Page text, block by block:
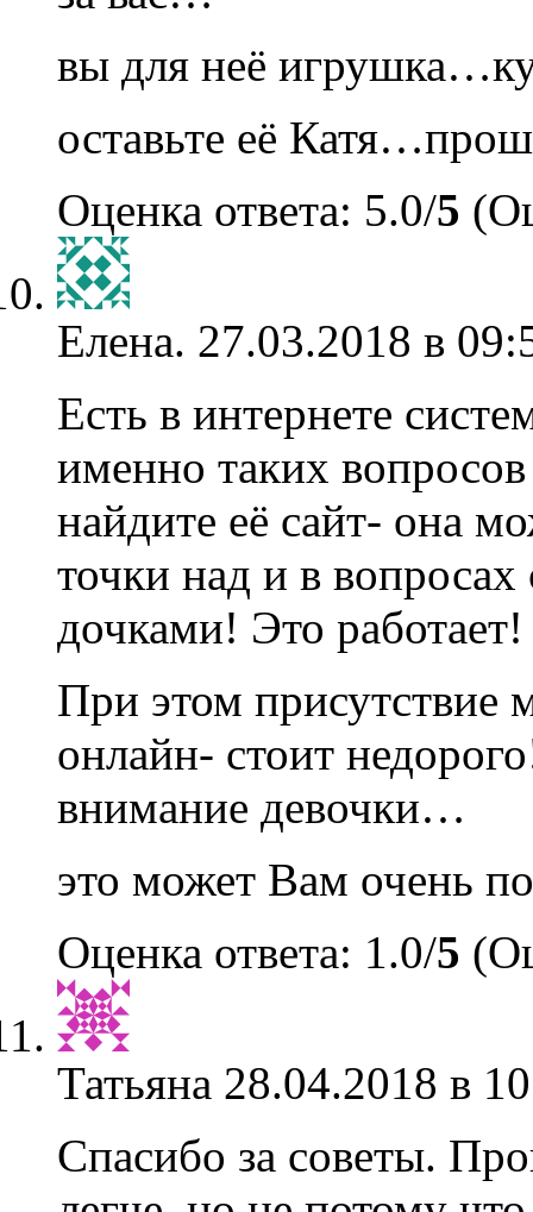
вы для неё
оставьте её
Оценка ответа: 5.0/5
Елена. 27.03.2018 в
Есть в интернете
именно таких
найдите её сайт- она
точки над и в
дочками! Это работает!
При этом присутствие
онлайн- стоит
внимание девочки…
это может Вам очень
Оценка ответа: 1.0/5
Татьяна 28.04.2018 в
Спасибо за советы.